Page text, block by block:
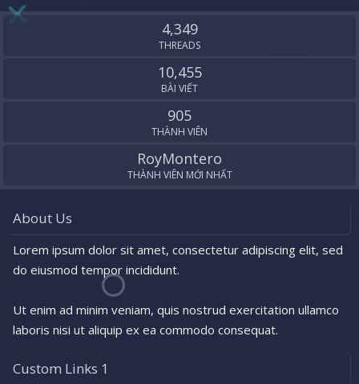
S
4,349
THREADS
10,455
BÀI VIẾT
905
THÀNH VIÊN
RoyMontero
THÀNH VIÊN MỚI NHẤT
About Us
Lorem ipsum dolor sit amet, consectetur adipiscing elit, sed
do eiusmod tempor incididunt.
Ut enim ad minim veniam, quis nostrud exercitation ullamco
laboris nisi ut aliquip ex ea commodo consequat.
Custom Links 1